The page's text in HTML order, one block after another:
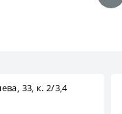
33, к. 2/3,4